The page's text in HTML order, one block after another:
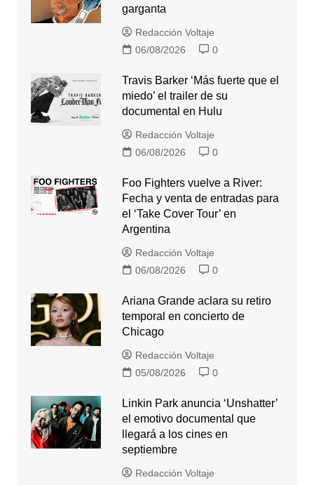
garganta
Redacción Voltaje
06/08/2026
0
Travis Barker ‘Más fuerte que el
miedo’ el trailer de su
documental en Hulu
Redacción Voltaje
06/08/2026
0
Foo Fighters vuelve a River:
Fecha y venta de entradas para
el ‘Take Cover Tour’ en
Argentina
Redacción Voltaje
06/08/2026
0
Ariana Grande aclara su retiro
temporal en concierto de
Chicago
Redacción Voltaje
05/08/2026
0
Linkin Park anuncia ‘Unshatter’
el emotivo documental que
llegará a los cines en
septiembre
Redacción Voltaje